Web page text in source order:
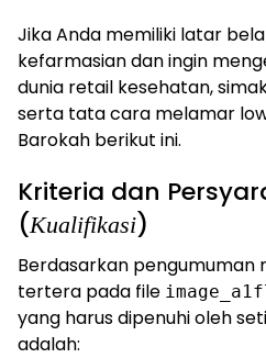
Jika Anda memiliki latar
kefarmasian dan ingin
dunia retail kesehatan,
serta tata cara melamar
Barokah berikut ini.
Kriteria dan
(Kualifikasi)
Berdasarkan pengumuman
tertera pada file
yang harus dipenuhi oleh
adalah: